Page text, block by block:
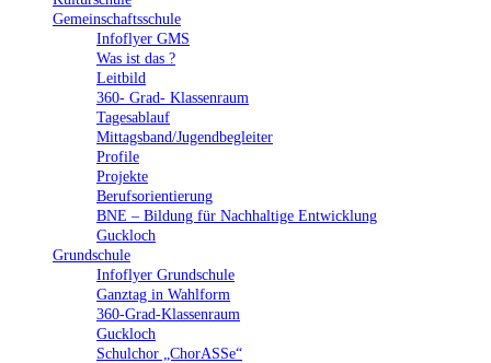
Gemeinschaftsschule
Infoflyer GMS
Was ist das ?
Leitbild
360- Grad- Klassenraum
Tagesablauf
Mittagsband/Jugendbegleiter
Profile
Projekte
Berufsorientierung
BNE – Bildung für Nachhaltige Entwicklung
Guckloch
Grundschule
Infoflyer Grundschule
Ganztag in Wahlform
360-Grad-Klassenraum
Guckloch
Schulchor „ChorASSe“